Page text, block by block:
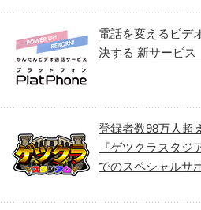
電話を変えるビデ
決する 新サービス
登録者数98万人超
『ゲツクラスタ
でのスペシャルサ